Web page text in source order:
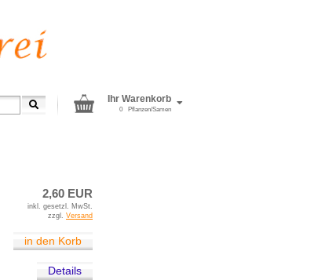
Ihr Warenkorb
Pflanzen/Samen
0
2,60 EUR
inkl. gesetzl. MwSt.
zzgl. Versand
in den Korb
Details